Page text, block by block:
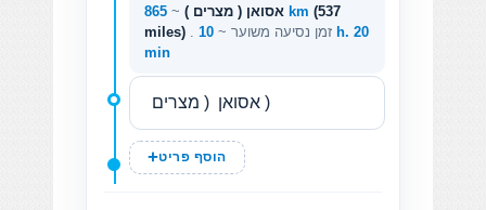
אסואן ( מצרים ) ~ 865 km (537
miles)
. זמן נסיעה משוער ~ 10 h. 20
min
הוסף פריט